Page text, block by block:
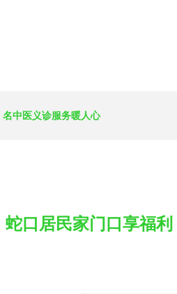
中医义诊服务暖人心
蛇口居民家门口享福